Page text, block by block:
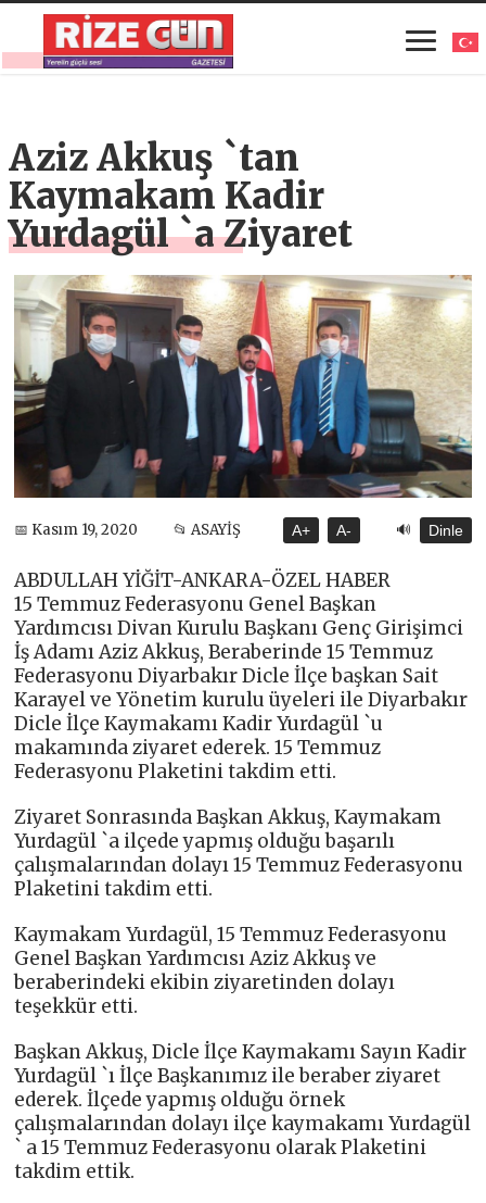
Aziz Akkuş `tan
Kaymakam Kadir
Yurdagül `a Ziyaret
📅 Kasım 19, 2020 📂 ASAYİŞ A+ A- 🔊 Dinle
ABDULLAH YİĞİT-ANKARA-ÖZEL HABER
15 Temmuz Federasyonu Genel Başkan
Yardımcısı Divan Kurulu Başkanı Genç Girişimci
İş Adamı Aziz Akkuş, Beraberinde 15 Temmuz
Federasyonu Diyarbakır Dicle İlçe başkan Sait
Karayel ve Yönetim kurulu üyeleri ile Diyarbakır
Dicle İlçe Kaymakamı Kadir Yurdagül `u
makamında ziyaret ederek. 15 Temmuz
Federasyonu Plaketini takdim etti.
Ziyaret Sonrasında Başkan Akkuş, Kaymakam
Yurdagül `a ilçede yapmış olduğu başarılı
çalışmalarından dolayı 15 Temmuz Federasyonu
Plaketini takdim etti.
Kaymakam Yurdagül, 15 Temmuz Federasyonu
Genel Başkan Yardımcısı Aziz Akkuş ve
beraberindeki ekibin ziyaretinden dolayı
teşekkür etti.
Başkan Akkuş, Dicle İlçe Kaymakamı Sayın Kadir
Yurdagül `ı İlçe Başkanımız ile beraber ziyaret
ederek. İlçede yapmış olduğu örnek
çalışmalarından dolayı ilçe kaymakamı Yurdagül
` a 15 Temmuz Federasyonu olarak Plaketini
takdim ettik.